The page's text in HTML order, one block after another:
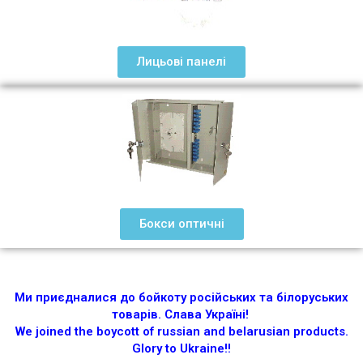
Лицьові панелі
Бокси оптичні
Ми приєдналися до бойкоту російських та білоруських
товарів. Слава Україні!
We joined the boycott of russian and belarusian products.
Glory to Ukraine!!